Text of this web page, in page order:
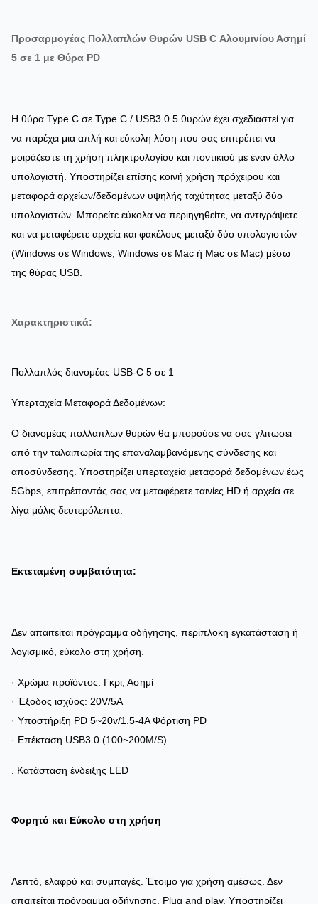
Προσαρμογέας Πολλαπλών Θυρών USB C Αλουμινίου Ασημί
5 σε 1 με Θύρα PD
Η θύρα Type C σε Type C / USB3.0 5 θυρών έχει σχεδιαστεί για
να παρέχει μια απλή και εύκολη λύση που σας επιτρέπει να
μοιράζεστε τη χρήση πληκτρολογίου και ποντικιού με έναν άλλο
υπολογιστή. Υποστηρίζει επίσης κοινή χρήση πρόχειρου και
μεταφορά αρχείων/δεδομένων υψηλής ταχύτητας μεταξύ δύο
υπολογιστών. Μπορείτε εύκολα να περιηγηθείτε, να αντιγράψετε
και να μεταφέρετε αρχεία και φακέλους μεταξύ δύο υπολογιστών
(Windows σε Windows, Windows σε Mac ή Mac σε Mac) μέσω
της θύρας USB.
Χαρακτηριστικά:
Πολλαπλός διανομέας USB-C 5 σε 1
Υπερταχεία Μεταφορά Δεδομένων:
Ο διανομέας πολλαπλών θυρών θα μπορούσε να σας γλιτώσει
από την ταλαιπωρία της επαναλαμβανόμενης σύνδεσης και
αποσύνδεσης. Υποστηρίζει υπερταχεία μεταφορά δεδομένων έως
5Gbps, επιτρέποντάς σας να μεταφέρετε ταινίες HD ή αρχεία σε
λίγα μόλις δευτερόλεπτα.
Εκτεταμένη συμβατότητα:
Δεν απαιτείται πρόγραμμα οδήγησης, περίπλοκη εγκατάσταση ή
λογισμικό, εύκολο στη χρήση.
· Χρώμα προϊόντος: Γκρι, Ασημί
· Έξοδος ισχύος: 20V/5A
· Υποστήριξη PD 5~20v/1.5-4A Φόρτιση PD
· Επέκταση USB3.0 (100~200M/S)
. Κατάσταση ένδειξης LED
Φορητό και Εύκολο στη χρήση
Λεπτό, ελαφρύ και συμπαγές. Έτοιμο για χρήση αμέσως. Δεν
απαιτείται πρόγραμμα οδήγησης. Plug and play. Υποστηρίζει